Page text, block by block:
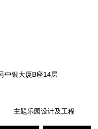
中银大厦B座14层
主题乐园设计及工程